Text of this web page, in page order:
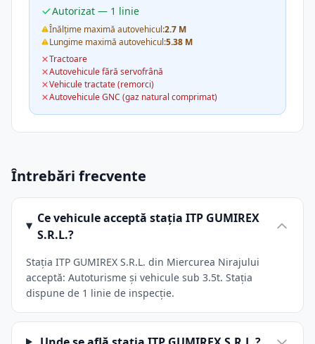
Autorizat — 1 linie
Înălțime maximă autovehicul:2.7 M
Lungime maximă autovehicul:5.38 M
Tractoare
Autovehicule fără servofrână
Vehicule tractate (remorci)
Autovehicule GNC (gaz natural comprimat)
Întrebări frecvente
Ce vehicule acceptă stația ITP GUMIREX
S.R.L.?
Stația ITP GUMIREX S.R.L. din Miercurea Nirajului
acceptă: Autoturisme și vehicule sub 3.5t. Stația
dispune de 1 linie de inspecție.